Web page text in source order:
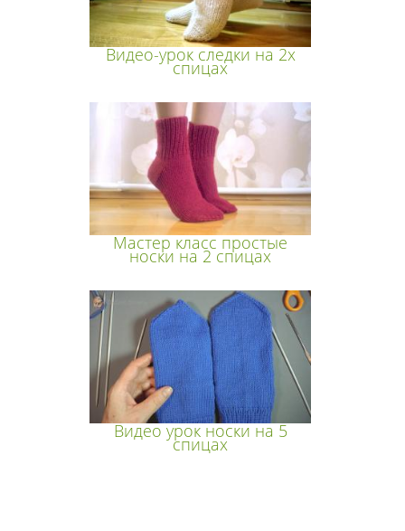
Видео-урок следки на 2х
спицах
Мастер класс простые
носки на 2 спицах
Видео урок носки на 5
спицах